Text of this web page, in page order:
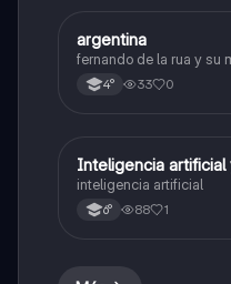
ACiencia Política
argentina
fernando de la rua y su
4° 33 0
Ciencia Política
Inteligencia
inteligencia artificial
6° 88 1